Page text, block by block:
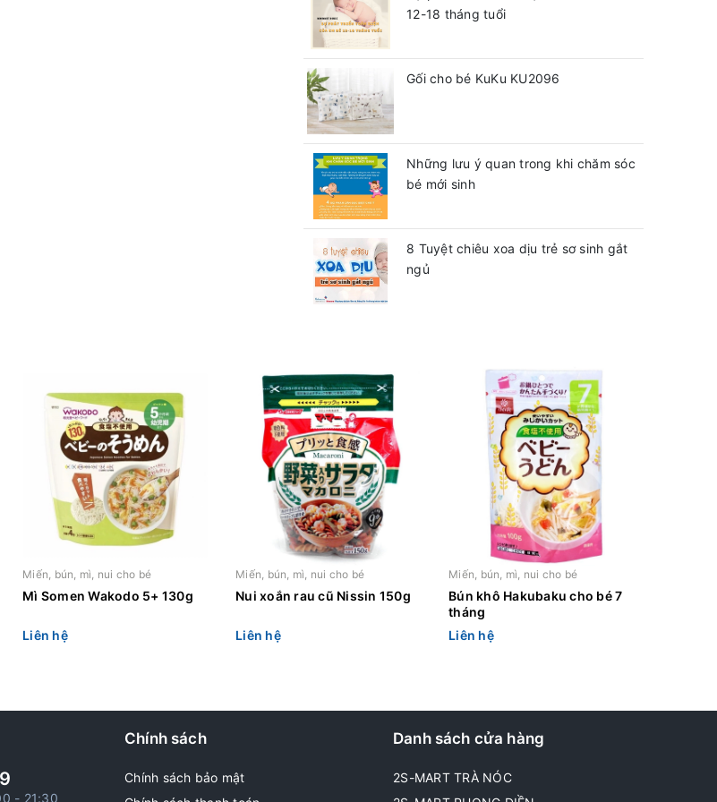
12-18 tháng tuổi
Gối cho bé KuKu KU2096
Những lưu ý quan trong khi chăm sóc
bé mới sinh
8 Tuyệt chiêu xoa dịu trẻ sơ sinh gắt
ngủ
Miến, bún, mì, nui cho bé
Mì Somen Wakodo 5+ 130g
Liên hệ
Miến, bún, mì, nui cho bé
Nui xoắn rau cũ Nissin 150g
Liên hệ
Miến, bún, mì, nui cho bé
Bún khô Hakubaku cho bé 7
tháng
Liên hệ
- 21:30
Chính sách
Chính sách bảo mật
Danh sách cửa hàng
2S-MART TRÀ NÓC